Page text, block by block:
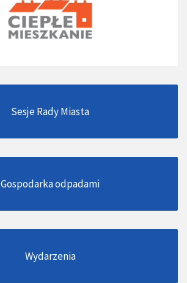
Sesje Rady Miasta
Gospodarka odpadami
Wydarzenia